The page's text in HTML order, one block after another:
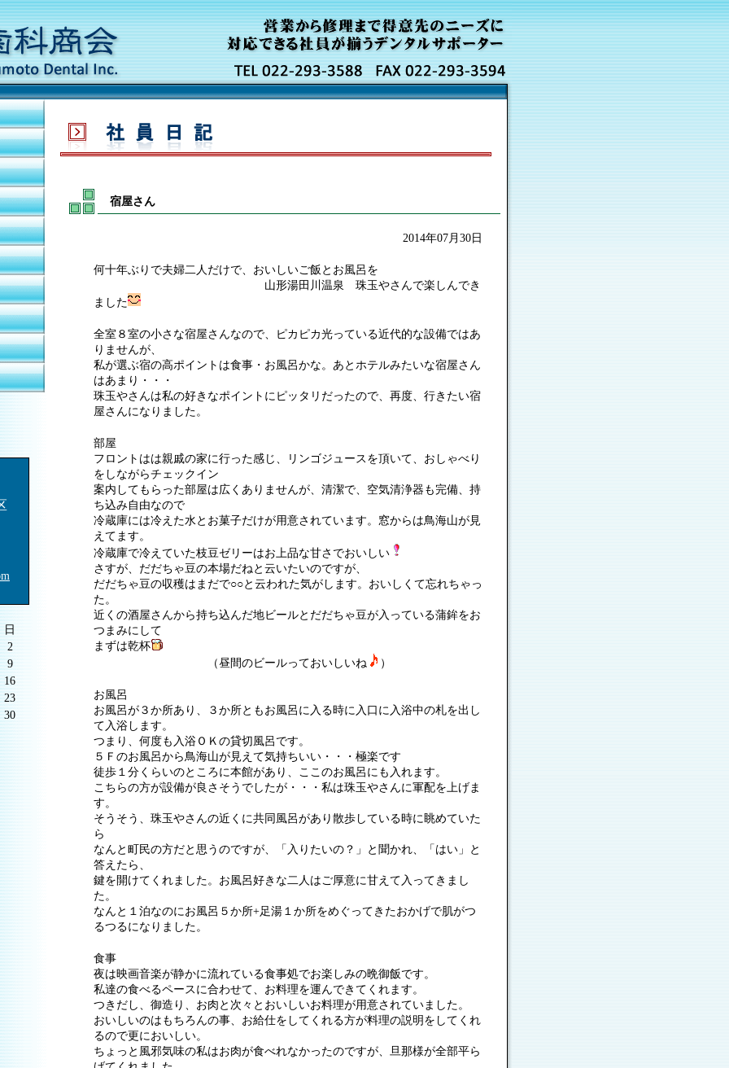
日
2
9
16
23
30
宿屋さん
2014年07月30日
何十年ぶりで夫婦二人だけで、おいしいご飯とお風呂を
山形湯田川温泉 珠玉やさんで楽しんでき
ました
全室８室の小さな宿屋さんなので、ピカピカ光っている近代的な設備ではあ
りませんが、
私が選ぶ宿の高ポイントは食事・お風呂かな。あとホテルみたいな宿屋さん
はあまり・・・
珠玉やさんは私の好きなポイントにピッタリだったので、再度、行きたい宿
屋さんになりました。
部屋
フロントはは親戚の家に行った感じ、リンゴジュースを頂いて、おしゃべり
をしながらチェックイン
案内してもらった部屋は広くありませんが、清潔で、空気清浄器も完備、持
ち込み自由なので
冷蔵庫には冷えた水とお菓子だけが用意されています。窓からは鳥海山が見
えてます。
冷蔵庫で冷えていた枝豆ゼリーはお上品な甘さでおいしい
さすが、だだちゃ豆の本場だねと云いたいのですが、
だだちゃ豆の収穫はまだで○○と云われた気がします。おいしくて忘れちゃっ
た。
近くの酒屋さんから持ち込んだ地ビールとだだちゃ豆が入っている蒲鉾をお
つまみにして
まずは乾杯
（昼間のビールっておいしいね
）
お風呂
お風呂が３か所あり、３か所ともお風呂に入る時に入口に入浴中の札を出し
て入浴します。
つまり、何度も入浴ＯＫの貸切風呂です。
５Ｆのお風呂から鳥海山が見えて気持ちいい・・・極楽です
徒歩１分くらいのところに本館があり、ここのお風呂にも入れます。
こちらの方が設備が良さそうでしたが・・・私は珠玉やさんに軍配を上げま
す。
そうそう、珠玉やさんの近くに共同風呂があり散歩している時に眺めていた
ら
なんと町民の方だと思うのですが、「入りたいの？」と聞かれ、「はい」と
答えたら、
鍵を開けてくれました。お風呂好きな二人はご厚意に甘えて入ってきまし
た。
なんと１泊なのにお風呂５か所+足湯１か所をめぐってきたおかげで肌がつ
るつるになりました。
食事
夜は映画音楽が静かに流れている食事処でお楽しみの晩御飯です。
私達の食べるペースに合わせて、お料理を運んできてくれます。
つきだし、御造り、お肉と次々とおいしいお料理が用意されていました。
おいしいのはもちろんの事、お給仕をしてくれる方が料理の説明をしてくれ
るので更においしい。
ちょっと風邪気味の私はお肉が食べれなかったのですが、旦那様が全部平ら